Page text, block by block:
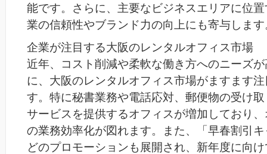
能です。さらに、主要なビジネスエリアに位
業の信頼性やブランド力の向上にも寄与します
企業が注目する大阪のレンタルオフィス市場
近年、コスト削減や柔軟な働き方へのニーズ
に、大阪のレンタルオフィス市場がますます
す。特に秘書業務や電話応対、郵便物の受け
サービスを提供するオフィスが増加しており
の業務効率化が図れます。また、「早春割引
どのプロモーションも展開され、新年度に向